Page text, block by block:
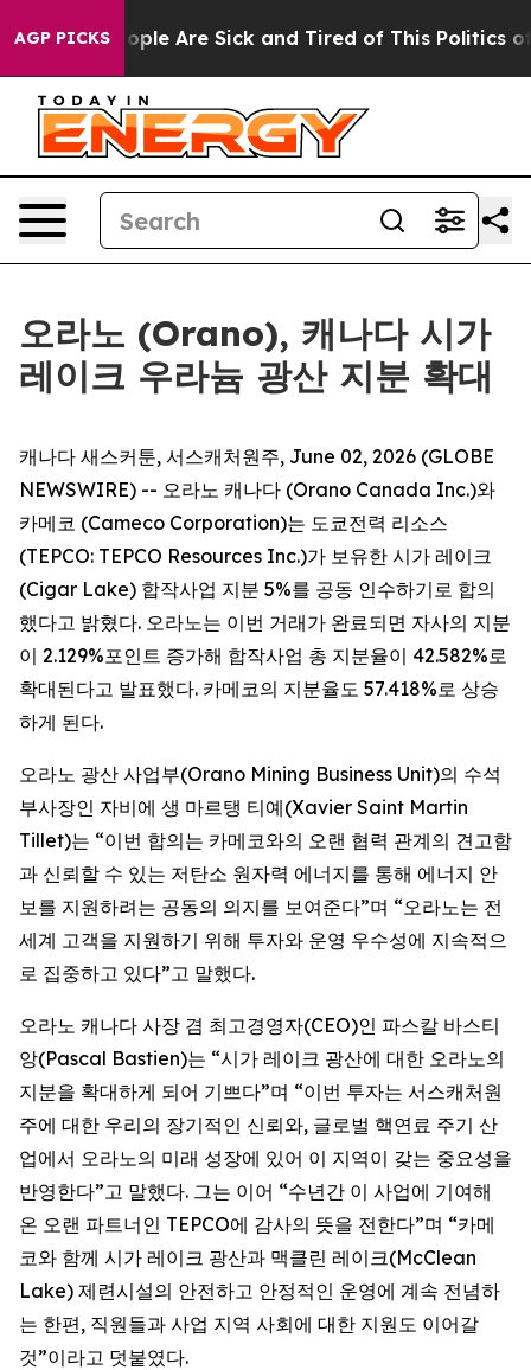
AGP PICKS
“People Are Sick and Tired of This Politics of
오라노 (Orano), 캐나다 시가
레이크 우라늄 광산 지분 확대
캐나다 새스커툰, 서스캐처원주, June 02, 2026 (GLOBE
NEWSWIRE) -- 오라노 캐나다 (Orano Canada Inc.)와
카메코 (Cameco Corporation)는 도쿄전력 리소스
(TEPCO: TEPCO Resources Inc.)가 보유한 시가 레이크
(Cigar Lake) 합작사업 지분 5%를 공동 인수하기로 합의
했다고 밝혔다. 오라노는 이번 거래가 완료되면 자사의 지분
이 2.129%포인트 증가해 합작사업 총 지분율이 42.582%로
확대된다고 발표했다. 카메코의 지분율도 57.418%로 상승
하게 된다.
오라노 광산 사업부(Orano Mining Business Unit)의 수석
부사장인 자비에 생 마르탱 티예(Xavier Saint Martin
Tillet)는 “이번 합의는 카메코와의 오랜 협력 관계의 견고함
과 신뢰할 수 있는 저탄소 원자력 에너지를 통해 에너지 안
보를 지원하려는 공동의 의지를 보여준다”며 “오라노는 전
세계 고객을 지원하기 위해 투자와 운영 우수성에 지속적으
로 집중하고 있다”고 말했다.
오라노 캐나다 사장 겸 최고경영자(CEO)인 파스칼 바스티
앙(Pascal Bastien)는 “시가 레이크 광산에 대한 오라노의
지분을 확대하게 되어 기쁘다”며 “이번 투자는 서스캐처원
주에 대한 우리의 장기적인 신뢰와, 글로벌 핵연료 주기 산
업에서 오라노의 미래 성장에 있어 이 지역이 갖는 중요성을
반영한다”고 말했다. 그는 이어 “수년간 이 사업에 기여해
온 오랜 파트너인 TEPCO에 감사의 뜻을 전한다”며 “카메
코와 함께 시가 레이크 광산과 맥클린 레이크(McClean
Lake) 제련시설의 안전하고 안정적인 운영에 계속 전념하
는 한편, 직원들과 사업 지역 사회에 대한 지원도 이어갈
것”이라고 덧붙였다.